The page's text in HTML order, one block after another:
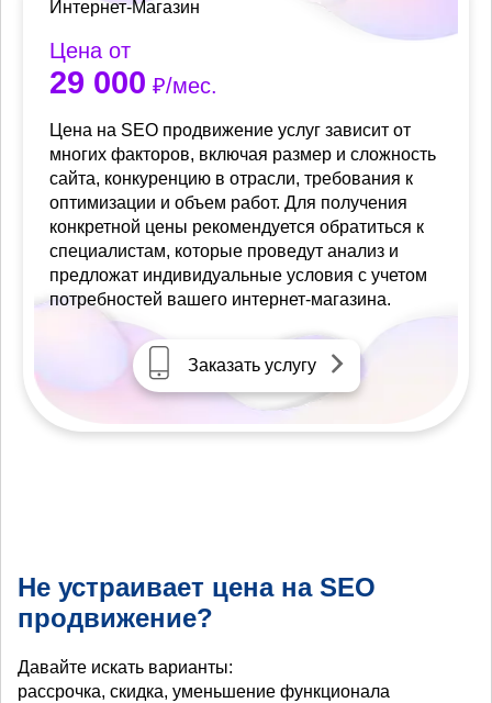
Интернет-Магазин
Цена от
29 000 ₽/мес.
Цена на SEO продвижение услуг зависит от
многих факторов, включая размер и сложность
сайта, конкуренцию в отрасли, требования к
оптимизации и объем работ. Для получения
конкретной цены рекомендуется обратиться к
специалистам, которые проведут анализ и
предложат индивидуальные условия с учетом
потребностей вашего интернет-магазина.
Заказать услугу
Не устраивает цена на SEO
продвижение?
Давайте искать варианты:
рассрочка, скидка, уменьшение функционала